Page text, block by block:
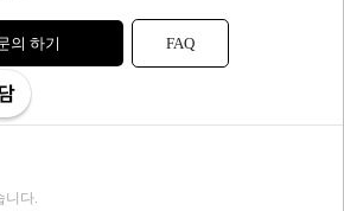
의 하기 FAQ
니다.